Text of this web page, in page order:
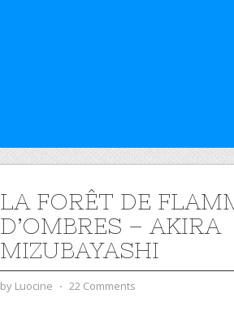
LA FORÊT DE
D’OMBRES – AKIRA
MIZUBAYASHI
by Luocine ⋅ 22 Comments